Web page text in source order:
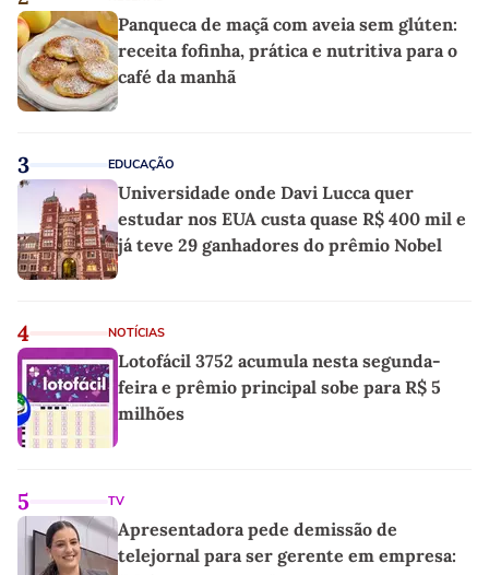
Panqueca de maçã com aveia sem glúten:
receita fofinha, prática e nutritiva para o
café da manhã
3 EDUCAÇÃO
Universidade onde Davi Lucca quer
estudar nos EUA custa quase R$ 400 mil e
já teve 29 ganhadores do prêmio Nobel
4 NOTÍCIAS
Lotofácil 3752 acumula nesta segunda-
feira e prêmio principal sobe para R$ 5
milhões
5 TV
Apresentadora pede demissão de
telejornal para ser gerente em empresa: